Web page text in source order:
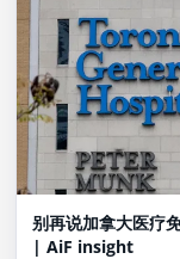
别再说加拿大医疗
| AiF insight